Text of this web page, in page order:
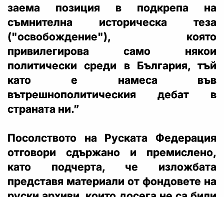
заема позиция в подкрепа на
съмнителна историческа теза
("освобождение"), която
привилегирова само някои
политически среди в България, тъй
като е намеса във
вътрешнополитическия дебат в
страната ни.”
Посолството на Руската Федерация
отговори сдържано и премислено,
като подчерта, че изложбата
представя материали от фондовете на